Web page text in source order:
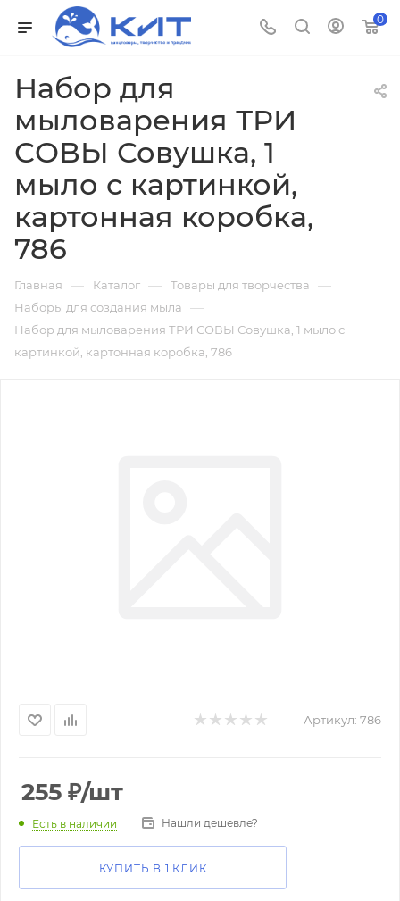
0
Набор для
мыловарения ТРИ
СОВЫ Совушка, 1
мыло с картинкой,
картонная коробка,
786
Главная — Каталог — Товары для творчества —
Наборы для создания мыла —
Набор для мыловарения ТРИ СОВЫ Совушка, 1 мыло с
картинкой, картонная коробка, 786
Артикул: 786
255 ₽/шт
Есть в наличии Нашли дешевле?
КУПИТЬ В 1 КЛИК